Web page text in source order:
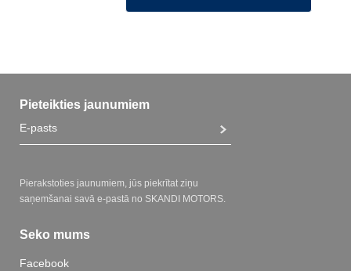
Pieteikties jaunumiem
Pierakstoties jaunumiem, jūs piekrītat ziņu
saņemšanai savā e-pastā no SKANDI MOTORS.
Seko mums
Facebook